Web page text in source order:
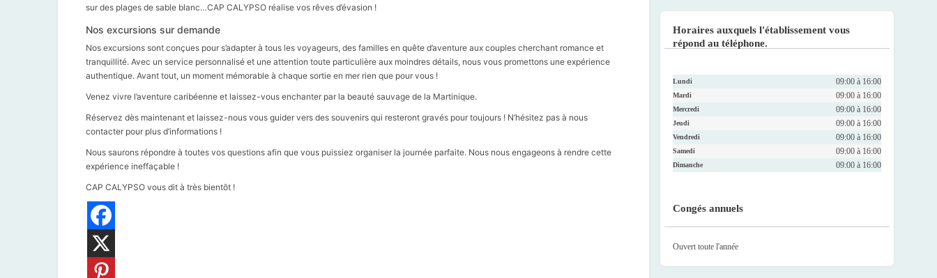
sur des plages de sable blanc…CAP CALYPSO réalise vos rêves d’évasion !
Nos excursions sur demande
Nos excursions sont conçues pour s’adapter à tous les voyageurs, des familles en quête d’aventure aux couples cherchant romance et
tranquillité. Avec un service personnalisé et une attention toute particulière aux moindres détails, nous vous promettons une expérience
authentique. Avant tout, un moment mémorable à chaque sortie en mer rien que pour vous !
Venez vivre l’aventure caribéenne et laissez-vous enchanter par la beauté sauvage de la Martinique.
Réservez dès maintenant et laissez-nous vous guider vers des souvenirs qui resteront gravés pour toujours ! N’hésitez pas à nous
contacter pour plus d’informations !
Nous saurons répondre à toutes vos questions afin que vous puissiez organiser la journée parfaite. Nous nous engageons à rendre cette
expérience ineffaçable !
CAP CALYPSO vous dit à très bientôt !
Horaires auxquels l'établissement vous
répond au téléphone.
Lundi 09:00 à 16:00
Mardi 09:00 à 16:00
Mercredi 09:00 à 16:00
Jeudi 09:00 à 16:00
Vendredi 09:00 à 16:00
Samedi 09:00 à 16:00
Dimanche 09:00 à 16:00
Congés annuels
Ouvert toute l'année